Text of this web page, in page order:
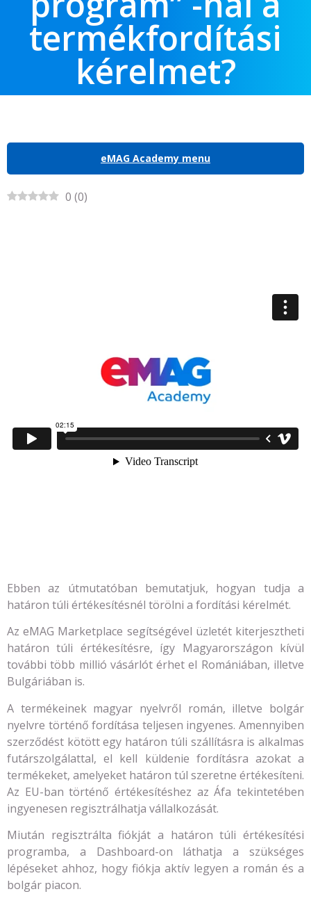
termékfordítási
kérelmet?
eMAG Academy menu
0 (0)
Ebben az útmutatóban bemutatjuk, hogyan tudja a
határon túli értékesítésnél törölni a fordítási kérelmét.
Az eMAG Marketplace segítségével üzletét kiterjesztheti
határon túli értékesítésre, így Magyarországon kívül
további több millió vásárlót érhet el Romániában, illetve
Bulgáriában is.
A termékeinek magyar nyelvről román, illetve bolgár
nyelvre történő fordítása teljesen ingyenes. Amennyiben
szerződést kötött egy határon túli szállításra is alkalmas
futárszolgálattal, el kell küldenie fordításra azokat a
termékeket, amelyeket határon túl szeretne értékesíteni.
Az EU-ban történő értékesítéshez az Áfa tekintetében
ingyenesen regisztrálhatja vállalkozását.
Miután regisztrálta fiókját a határon túli értékesítési
programba, a Dashboard-on láthatja a szükséges
lépéseket ahhoz, hogy fiókja aktív legyen a román és a
bolgár piacon.